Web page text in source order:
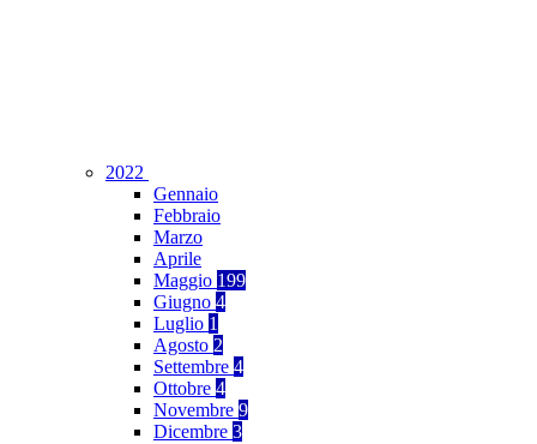
2022
Gennaio
Febbraio
Marzo
Aprile
Maggio 199
Giugno 4
Luglio 1
Agosto 2
Settembre 4
Ottobre 4
Novembre 9
Dicembre 3